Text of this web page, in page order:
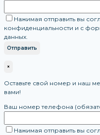
Нажимая отправить вы
конфиденциальности и с
данных.
×
Оставьте свой номер и наш
вами!
Ваш номер телефона
Нажимая отправить вы